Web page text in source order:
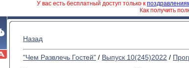
У вас есть бесплатный доступ только к
Как получить
Назад
"Чем Развлечь Гостей" / Выпуск 10(245)2022 /